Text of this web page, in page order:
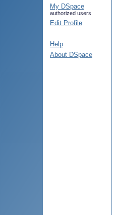
My DSpace
authorized users
Edit Profile
Help
About DSpace